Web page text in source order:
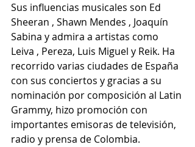
Sus influencias musicales son Ed
Sheeran , Shawn Mendes , Joaquín
Sabina y admira a artistas como
Leiva , Pereza, Luis Miguel y Reik. Ha
recorrido varias ciudades de España
con sus conciertos y gracias a su
nominación por composición al Latin
Grammy, hizo promoción con
importantes emisoras de televisión,
radio y prensa de Colombia.